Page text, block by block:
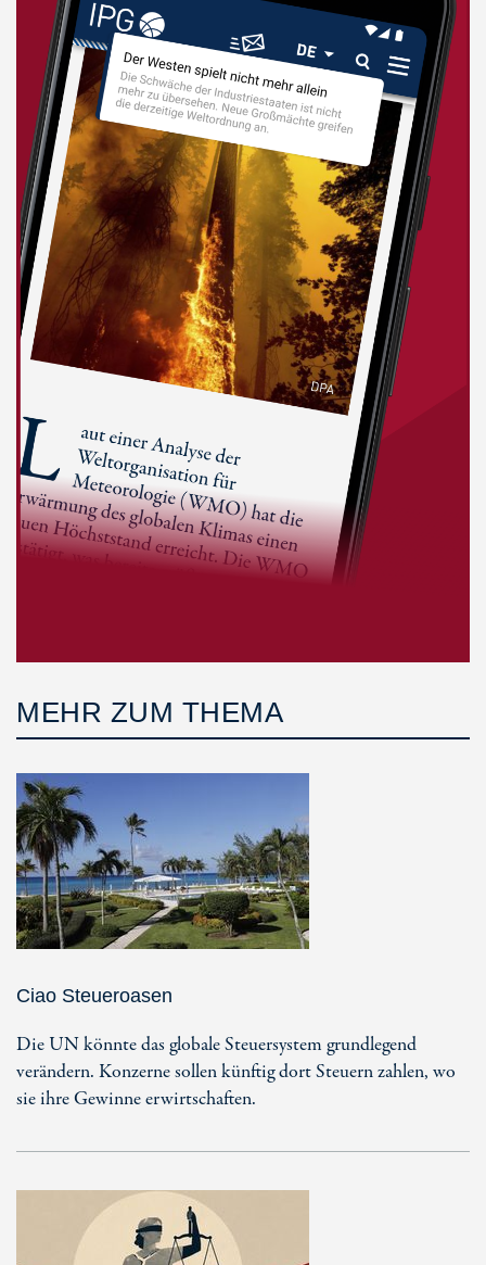
MEHR ZUM THEMA
Ciao Steueroasen
Die UN könnte das globale Steuersystem grundlegend
verändern. Konzerne sollen künftig dort Steuern zahlen, wo
sie ihre Gewinne erwirtschaften.